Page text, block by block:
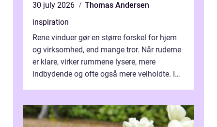
30 july 2026
Thomas Andersen
inspiration
Rene vinduer gør en større forskel for hjem
og virksomhed, end mange tror. Når ruderne
er klare, virker rummene lysere, mere
indbydende og ofte også mere velholdte. I